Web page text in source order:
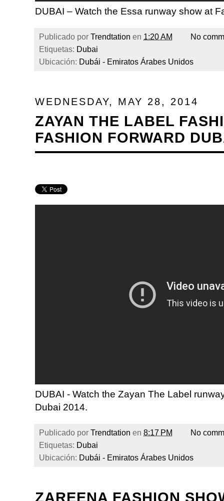
DUBAI – Watch the Essa runway show at
Publicado por Trendtation en 1:20 AM
No
Etiquetas: Dubai
Ubicación: Dubái - Emiratos Árabes Unidos
WEDNESDAY, MAY 28, 2014
ZAYAN THE LABEL
FASHION FORWARD
DUBAI - Watch the Zayan The Label
Dubai 2014.
Publicado por Trendtation en 8:17 PM
No
Etiquetas: Dubai
Ubicación: Dubái - Emiratos Árabes Unidos
ZAREENA FASHION